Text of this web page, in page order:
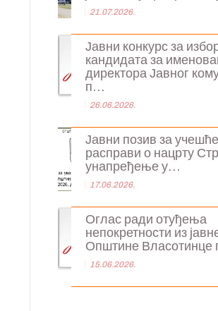
21.07.2026.
Јавни конкурс за
кандидата за
директора Јавног
п...
26.06.2026.
Јавни позив за учешће
расправи о нацрту
унапређење у...
17.06.2026.
Оглас ради отуђења
непокретности из
Општине Власотинце
15.06.2026.